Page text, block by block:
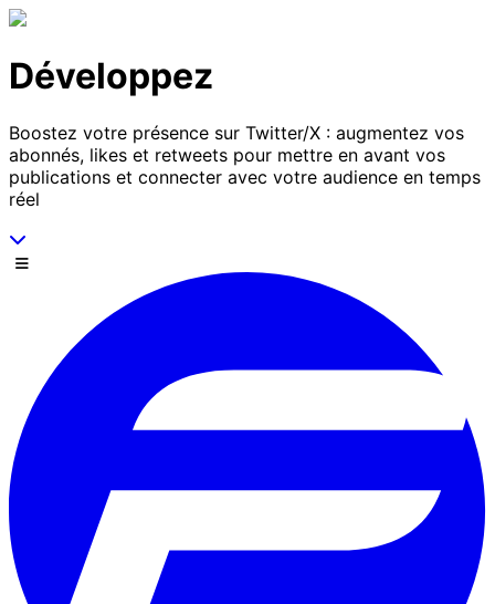
Passer au contenu
Développez
Boostez votre présence sur Twitter/X : augmentez vos
abonnés, likes et retweets pour mettre en avant vos
publications et connecter avec votre audience en temps
réel
Descends